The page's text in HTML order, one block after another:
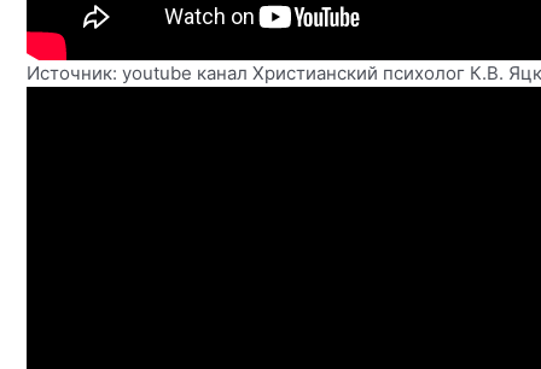
Источник: youtube канал Христианский психолог К.В.